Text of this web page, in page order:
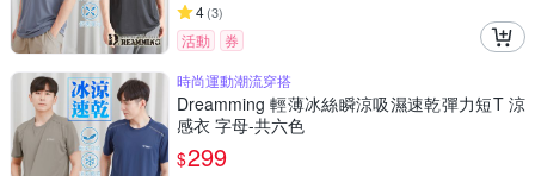
4(3)
活動
券
時尚運動潮流穿搭
Dreamming 輕薄冰絲瞬涼吸濕速乾彈力短T 涼
感衣 字母-共六色
$299